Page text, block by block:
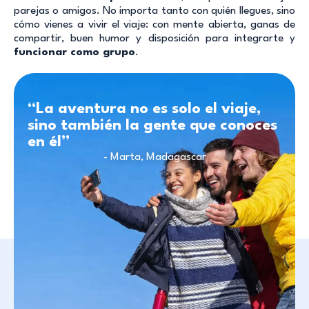
parejas o amigos. No importa tanto con quién llegues, sino
cómo vienes a vivir el viaje: con mente abierta, ganas de
compartir, buen humor y disposición para integrarte y
funcionar como grupo.
“La aventura no es solo el viaje,
sino también la gente que conoces
en él”
- Marta, Madagascar